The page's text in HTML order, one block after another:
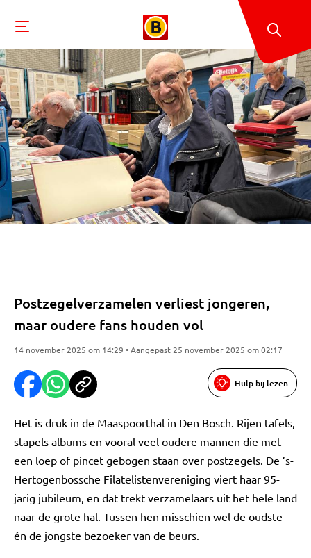
Postzegelverzamelen verliest jongeren,
maar oudere fans houden vol
14 november 2025 om 14:29 • Aangepast 25 november 2025 om 02:17
Hulp bij lezen
Het is druk in de Maaspoorthal in Den Bosch. Rijen tafels,
stapels albums en vooral veel oudere mannen die met
een loep of pincet gebogen staan over postzegels. De ’s-
Hertogenbossche Filatelistenvereniging viert haar 95-
jarig jubileum, en dat trekt verzamelaars uit het hele land
naar de grote hal. Tussen hen misschien wel de oudste
én de jongste bezoeker van de beurs.